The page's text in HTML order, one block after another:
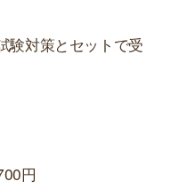
験対策とセットで受
円